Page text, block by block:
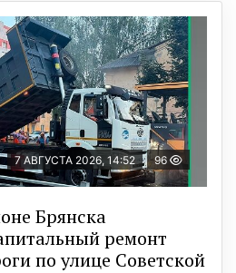
7 АВГУСТА 2026, 14:52 96
Брянска
ремонт
по улице Советской